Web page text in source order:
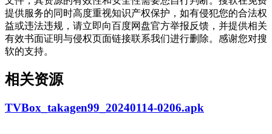
提供服务的同时高度重视知识产权保护，如有侵犯您的合法权
益或违法违规，请立即向百度网盘官方举报反馈，并提供相关
有效书面证明与侵权页面链接联系我们进行删除。感谢您对搜
软的支持。
相关资源
TVBox_takagen99_20240114-0206.apk